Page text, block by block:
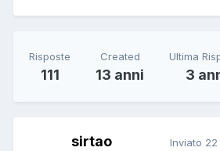
Risposte
111
Created
13 anni
Ultima
3
sirtao Inviato 22